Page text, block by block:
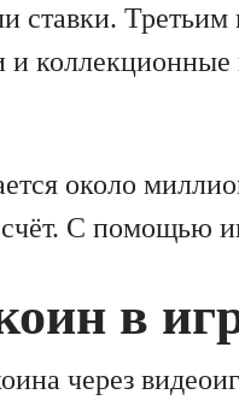
ставки. Третьим
около
С помощью
в
через